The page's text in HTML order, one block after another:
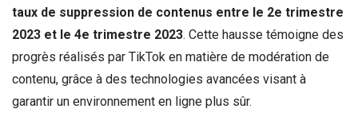
taux de suppression de contenus entre le 2e trimestre
2023 et le 4e trimestre 2023. Cette hausse témoigne des
progrès réalisés par TikTok en matière de modération de
contenu, grâce à des technologies avancées visant à
garantir un environnement en ligne plus sûr.